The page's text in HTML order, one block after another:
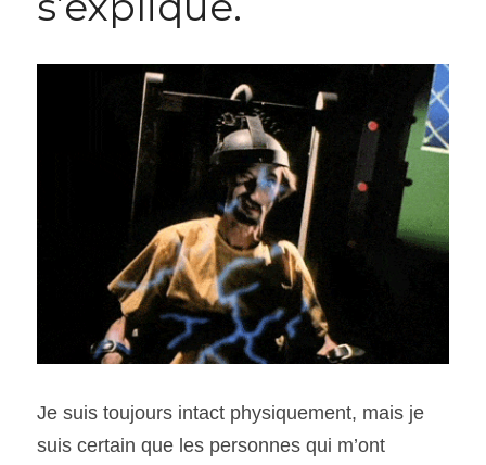
SOUMISSION RAPIDE
ASSURANCE
Je suis toujours intact physiquement, mais je
suis certain que les personnes qui m’ont